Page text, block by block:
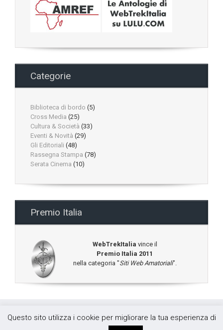
Categorie
Biblioteca di bordo (5)
Cross Media (25)
Cultura & Società (33)
Eventi & Novità (29)
Gli Editoriali (48)
Rassegna Stampa (78)
Serata Cinema (10)
Premio Italia
WebTrekItalia vince il
Premio Italia 2011
nella categoria "Siti Web Amatoriali".
Questo sito utilizza i cookie per migliorare la tua esperienza di